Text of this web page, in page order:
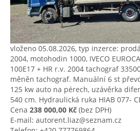
vloženo 05.08.2026, typ inzerce:
2004, motohodin 1000, IVECO
100E17 + HR r.v. 2004 tachograf
měněn tachograf. Manuální 6 st
125 kw auto na pérech, uzávěrka
540 cm. Hydraulická ruka HIAB 077-
Cena 238 000,00 Kč (bez DPH)
E-mail: autorent.liaz@seznam.cz